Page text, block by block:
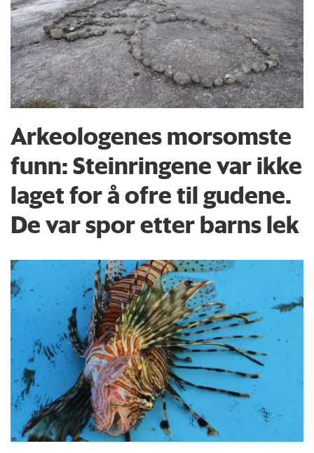
Arkeologenes morsomste
funn: Steinringene var ikke
laget for å ofre til gudene.
De var spor etter barns lek